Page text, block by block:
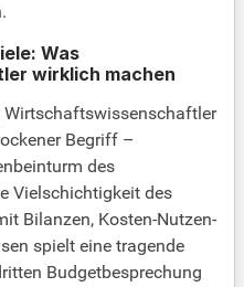
Was
wirklich machen
Wirtschaftswissenschaftler
Begriff –
des
Vielschichtigkeit des
Bilanzen, Kosten-Nutzen-
spielt eine tragende
Budgetbesprechung